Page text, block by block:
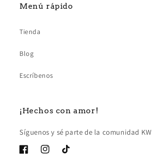
Menú rápido
Tienda
Blog
Escríbenos
¡Hechos con amor!
Síguenos y sé parte de la comunidad KW
FacebookInstagramTikTok